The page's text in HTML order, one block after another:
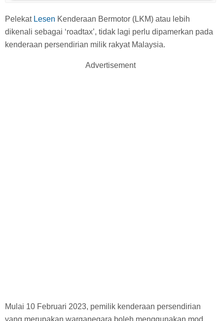
Pelekat Lesen Kenderaan Bermotor (LKM) atau lebih
dikenali sebagai ‘roadtax’, tidak lagi perlu dipamerkan pada
kenderaan persendirian milik rakyat Malaysia.
Advertisement
Mulai 10 Februari 2023, pemilik kenderaan persendirian
yang merupakan warganegara boleh menggunakan mod